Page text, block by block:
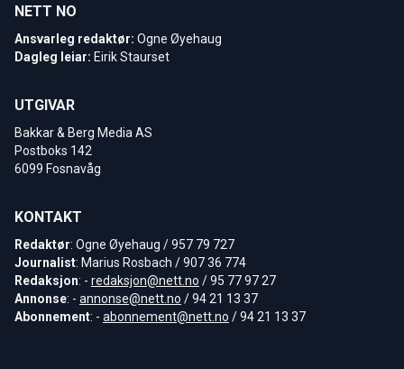
NETT NO
Ansvarleg redaktør: Ogne Øyehaug
Dagleg leiar: Eirik Staurset
UTGIVAR
Bakkar & Berg Media AS
Postboks 142
6099 Fosnavåg
KONTAKT
Redaktør: Ogne Øyehaug / 957 79 727
Journalist: Marius Rosbach / 907 36 774
Redaksjon: - redaksjon@nett.no / 95 77 97 27
Annonse: - annonse@nett.no / 94 21 13 37
Abonnement: - abonnement@nett.no / 94 21 13 37